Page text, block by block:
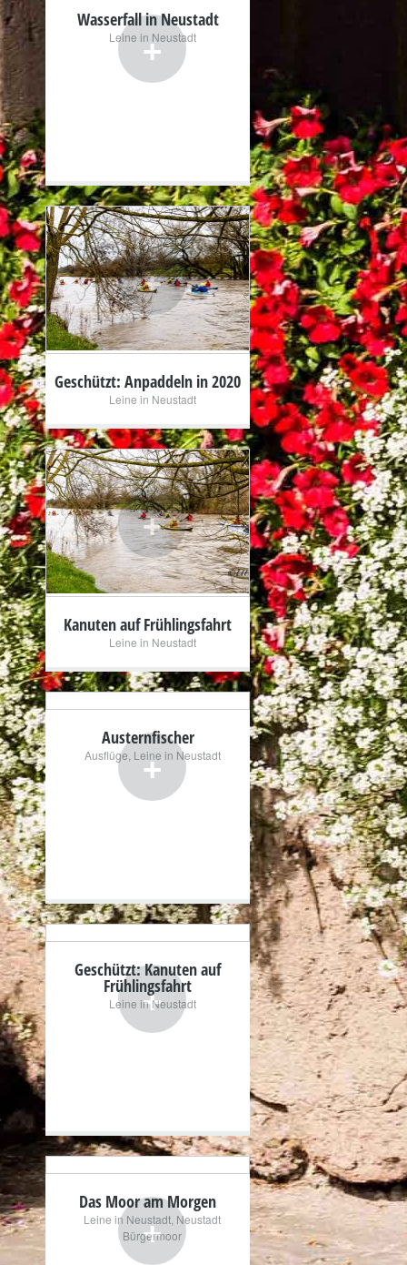
+
Wasserfall in Neustadt
Leine in Neustadt
+
Geschützt: Anpaddeln in 2020
Leine in Neustadt
+
Kanuten auf Frühlingsfahrt
Leine in Neustadt
+
Austernfischer
Ausflüge Leine in Neustadt
+
Geschützt: Kanuten auf
Frühlingsfahrt
Leine in Neustadt
+
Das Moor am Morgen
Leine in Neustadt Neustadt
Bürgermoor